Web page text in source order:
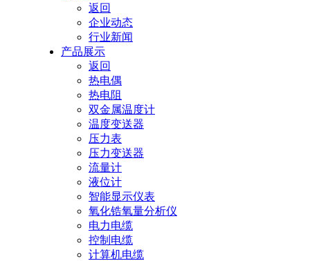
返回
企业动态
行业新闻
产品展示
返回
热电偶
热电阻
双金属温度计
温度变送器
压力表
压力变送器
流量计
液位计
智能显示仪表
氧化锆氧量分析仪
电力电缆
控制电缆
计算机电缆